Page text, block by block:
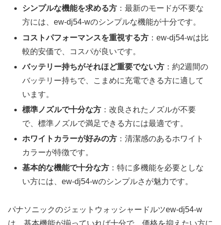
シンプルな機能を求める方 ：最新のモードが不要な
方には、ew-dj54-wのシンプルな機能が十分です。
コストパフォーマンスを重視する方 ：ew-dj54-wは比
較的安価で、コスパが良いです。
バッテリー持ちがそれほど重要でない方 ：約2週間の
バッテリー持ちで、こまめに充電できる方に適して
います。
標準ノズルで十分な方 ：改良されたノズルが不要
で、標準ノズルで満足できる方には最適です。
ホワイトカラーが好みの方 ：清潔感のあるホワイト
カラーが特徴です。
基本的な機能で十分な方 ：特に多機能を必要としな
い方には、ew-dj54-wのシンプルさが魅力です。
パナソニックのジェットウォッシャードルツew-dj54-w
は、基本機能が揃っていれば十分で、価格を抑えたい方に